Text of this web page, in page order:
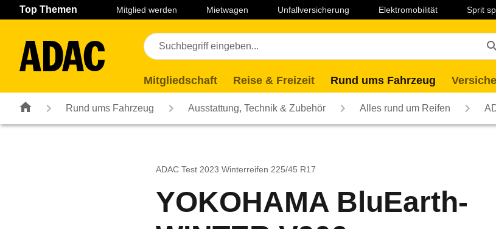
Navigation Seiteninhalt Fußzeile
Top Themen Mitglied werden Mietwagen Unfallversicherung Elektromobilität Sprit
Mitgliedschaft Reise & Freizeit Rund ums Fahrzeug
Rund ums Fahrzeug Ausstattung, Technik & Zubehör Alles rund um Reifen
ADAC Test 2023 Winterreifen 225/45 R17
YOKOHAMA BluEarth-